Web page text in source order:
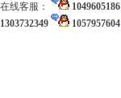
在线客服：
1049605186
1303732349
1057957604